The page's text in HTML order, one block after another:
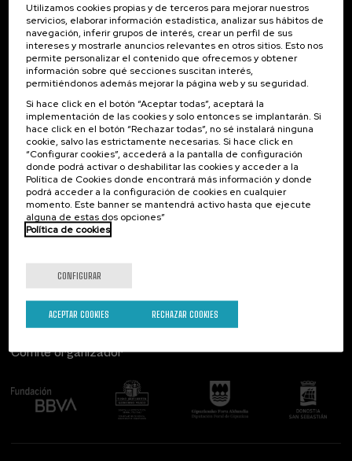
Inscríbete para ser el primero/a en recibir las
novedades de UIK.
Suscribirse
Contacto
Palacio Miramar
Paseo de Miraconcha, 48
20007 Donostia / San Sebastián
Gipuzkoa, Spain
Contacta con nosotros
De interés...
Actividades anteriores
Comité organizador
Utilizamos cookies propias y de terceros para mejorar nuestros
servicios, elaborar información estadística, analizar sus hábitos de
navegación, inferir grupos de interés, crear un perfil de sus
intereses y mostrarle anuncios relevantes en otros sitios. Esto nos
permite personalizar el contenido que ofrecemos y obtener
información sobre qué secciones suscitan interés,
permitiéndonos además mejorar la página web y su seguridad.
Si hace click en el botón “Aceptar todas”, aceptará la
implementación de las cookies y solo entonces se implantarán. Si
hace click en el botón “Rechazar todas”, no sé instalará ninguna
cookie, salvo las estrictamente necesarias. Si hace click en
“Configurar cookies”, accederá a la pantalla de configuración
donde podrá activar o deshabilitar las cookies y acceder a la
Política de Cookies donde encontrará más información y donde
podrá acceder a la configuración de cookies en cualquier
momento. Este banner se mantendrá activo hasta que ejecute
alguna de estas dos opciones”
Política de cookies
CONFIGURAR
RECHAZAR COOKIES
ACEPTAR COOKIES